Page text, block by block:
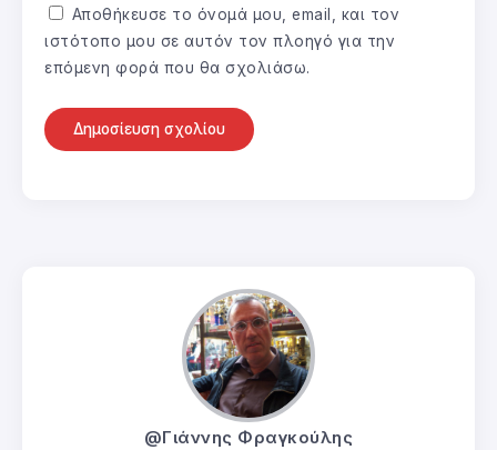
Αποθήκευσε το όνομά μου, email, και τον
ιστότοπο μου σε αυτόν τον πλοηγό για την
επόμενη φορά που θα σχολιάσω.
@Γιάννης Φραγκούλης